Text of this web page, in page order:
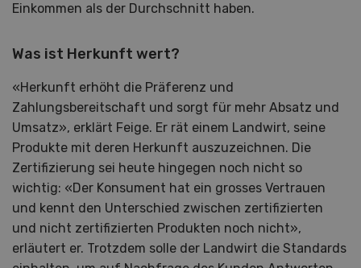
Einkommen als der Durchschnitt haben.
Was ist Herkunft wert?
«Herkunft erhöht die Präferenz und
Zahlungsbereitschaft und sorgt für mehr Absatz und
Umsatz», erklärt Feige. Er rät einem Landwirt, seine
Produkte mit deren Herkunft auszuzeichnen. Die
Zertifizierung sei heute hingegen noch nicht so
wichtig: «Der Konsument hat ein grosses Vertrauen
und kennt den Unterschied zwischen zertifizierten
und nicht zertifizierten Produkten noch nicht»,
erläutert er. Trotzdem solle der Landwirt die Standards